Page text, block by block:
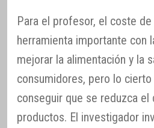
Para el profesor, el coste
herramienta importante con
mejorar la alimentación y la
consumidores, pero lo
conseguir que se reduzca
productos. El investigador